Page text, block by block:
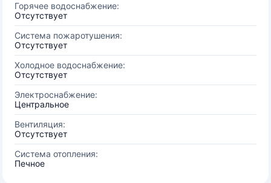
Горячее водоснабжение:
Отсутствует
Система пожаротушения:
Отсутствует
Холодное водоснабжение:
Отсутствует
Электроснабжение:
Центральное
Вентиляция:
Отсутствует
Система отопления:
Печное